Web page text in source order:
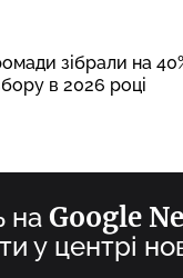
зібрали на
в 2026 році
на Google
у центрі